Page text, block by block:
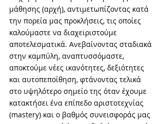
μάθησης (αρχή), αντιμετωπίζοντας κατά
την πορεία μας προκλήσεις, τις οποίες
καλούμαστε να διαχειριστούμε
αποτελεσματικά. Ανεβαίνοντας σταδιακά
στην καμπύλη, αναπτυσσόμαστε,
αποκτούμε νέες ικανότητες, δεξιότητες
και αυτοπεποίθηση, φτάνοντας τελικά
στο υψηλότερο σημείο της όταν έχουμε
κατακτήσει ένα επίπεδο αριστοτεχνίας
(mastery) και ο βαθμός συνεισφοράς μας